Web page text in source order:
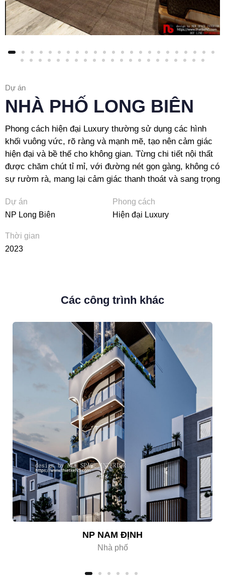
Dự án
NHÀ PHỐ LONG BIÊN
Phong cách hiện đại Luxury thường sử dụng các hình
khối vuông vức, rõ ràng và mạnh mẽ, tạo nên cảm giác
hiện đại và bề thế cho không gian. Từng chi tiết nội thất
được chăm chút tỉ mỉ, với đường nét gọn gàng, không có
sự rườm rà, mang lại cảm giác thanh thoát và sang trọng
Dự án
NP Long Biên
Phong cách
Hiện đại Luxury
Thời gian
2023
Các công trình khác
NP NAM ĐỊNH
Nhà phố